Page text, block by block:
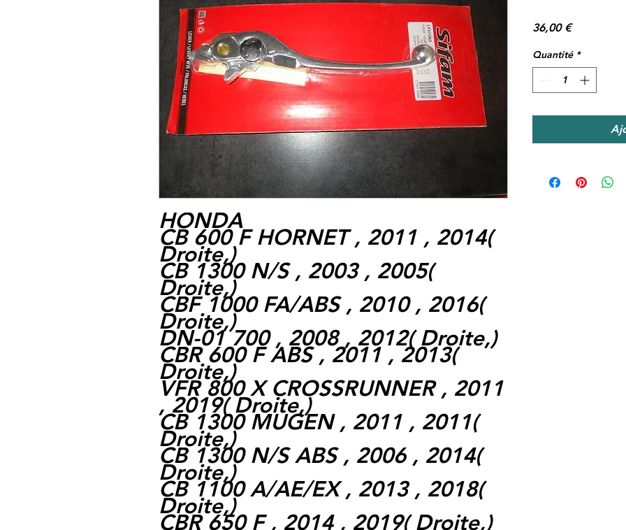
HONDA
CB 600 F HORNET , 2011 , 2014(
Droite,)
CB 1300 N/S , 2003 , 2005(
Droite,)
CBF 1000 FA/ABS , 2010 , 2016(
Droite,)
DN-01 700 , 2008 , 2012( Droite,)
CBR 600 F ABS , 2011 , 2013(
Droite,)
VFR 800 X CROSSRUNNER , 2011
, 2019( Droite,)
CB 1300 MUGEN , 2011 , 2011(
Droite,)
CB 1300 N/S ABS , 2006 , 2014(
Droite,)
CB 1100 A/AE/EX , 2013 , 2018(
Droite,)
CBR 650 F , 2014 , 2019( Droite,)
36,00 €Prix
Quantité *